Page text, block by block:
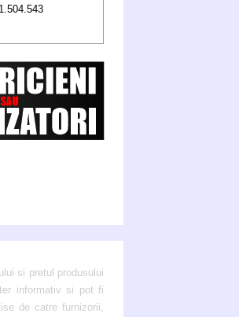
si pretul produsului
informativ si pot fi
de catre furnizorii,